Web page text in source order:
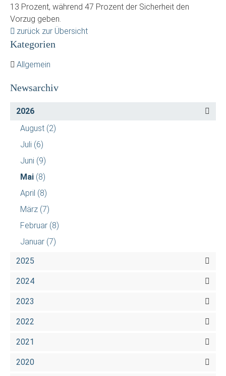
13 Prozent, während 47 Prozent der Sicherheit den
Vorzug geben.
zurück zur Übersicht
Kategorien
Allgemein
Newsarchiv
2026
August (2)
Juli (6)
Juni (9)
Mai (8)
April (8)
März (7)
Februar (8)
Januar (7)
2025
2024
2023
2022
2021
2020